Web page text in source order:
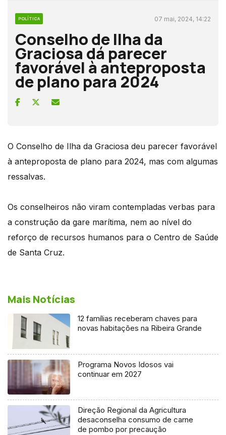
POLÍTICA 07 mai, 2024, 14:22
Conselho de Ilha da
Graciosa dá parecer
favorável à anteproposta
de plano para 2024
O Conselho de Ilha da Graciosa deu parecer favorável
à anteproposta de plano para 2024, mas com algumas
ressalvas.
Os conselheiros não viram contempladas verbas para
a construção da gare marítima, nem ao nível do
reforço de recursos humanos para o Centro de Saúde
de Santa Cruz.
Mais Notícias
12 famílias receberam chaves para
novas habitações na Ribeira Grande
Programa Novos Idosos vai
continuar em 2027
Direção Regional da Agricultura
desaconselha consumo de carne
de pombo por precaução